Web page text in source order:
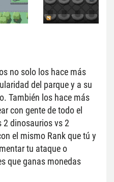
no solo los hace más
del parque y a su
También los hace más
con gente de todo el
2 dinosaurios vs 2
el mismo Rank que tú y
tu ataque o
que ganas monedas